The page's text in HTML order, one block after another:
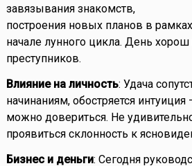
завязывания знакомств,
построения новых планов в
начале лунного цикла. День
преступников.
Влияние на личность: Удача
начинаниям, обостряется
можно довериться. Не
проявиться склонность к
Бизнес и деньги: Сегодня